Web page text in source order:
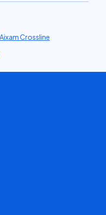
Aixam Crossline